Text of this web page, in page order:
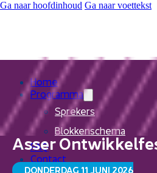
Ga naar hoofdinhoud Ga naar voettekst
Home
Programma
Sprekers
Blokkenschema
FAQ
Contact
Asser
DONDERDAG 11 JUNI 2026